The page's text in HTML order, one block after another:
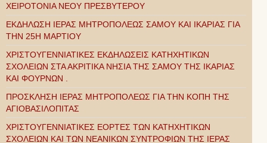
ΧΕΙΡΟΤΟΝΙΑ ΝΕΟΥ ΠΡΕΣΒΥΤΕΡΟΥ
ΕΚΔΗΛΩΣΗ ΙΕΡΑΣ ΜΗΤΡΟΠΟΛΕΩΣ ΣΑΜΟΥ ΚΑΙ ΙΚΑΡΙΑΣ ΓΙΑ
ΤΗΝ 25Η ΜΑΡΤΙΟΥ
ΧΡΙΣΤΟΥΓΕΝΝΙΑΤΙΚΕΣ ΕΚΔΗΛΩΣΕΙΣ ΚΑΤΗΧΗΤΙΚΩΝ
ΣΧΟΛΕΙΩΝ ΣΤΑ ΑΚΡΙΤΙΚΑ ΝΗΣΙΑ ΤΗΣ ΣΑΜΟΥ ΤΗΣ ΙΚΑΡΙΑΣ
ΚΑΙ ΦΟΥΡΝΩΝ .
ΠΡΟΣΚΛΗΣΗ ΙΕΡΑΣ ΜΗΤΡΟΠΟΛΕΩΣ ΓΙΑ ΤΗΝ ΚΟΠΗ ΤΗΣ
ΑΓΙΟΒΑΣΙΛΟΠΙΤΑΣ
ΧΡΙΣΤΟΥΓΕΝΝΙΑΤΙΚΕΣ ΕΟΡΤΕΣ ΤΩΝ ΚΑΤΗΧΗΤΙΚΩΝ
ΣΧΟΛΕΙΩΝ ΚΑΙ ΤΩΝ ΝΕΑΝΙΚΩΝ ΣΥΝΤΡΟΦΙΩΝ ΤΗΣ ΙΕΡΑΣ